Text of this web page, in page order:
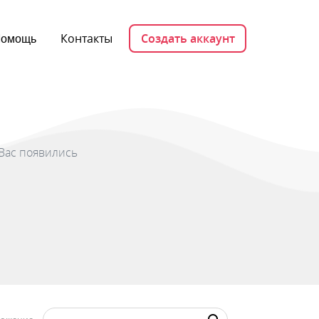
Контакты Создать аккаунт
появились